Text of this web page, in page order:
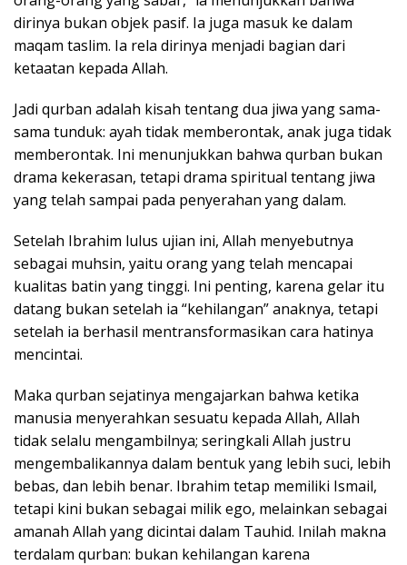
dirinya bukan objek pasif. Ia juga masuk ke dalam
maqam taslim. Ia rela dirinya menjadi bagian dari
ketaatan kepada Allah.
Jadi qurban adalah kisah tentang dua jiwa yang sama-
sama tunduk: ayah tidak memberontak, anak juga tidak
memberontak. Ini menunjukkan bahwa qurban bukan
drama kekerasan, tetapi drama spiritual tentang jiwa
yang telah sampai pada penyerahan yang dalam.
Setelah Ibrahim lulus ujian ini, Allah menyebutnya
sebagai muhsin, yaitu orang yang telah mencapai
kualitas batin yang tinggi. Ini penting, karena gelar itu
datang bukan setelah ia “kehilangan” anaknya, tetapi
setelah ia berhasil mentransformasikan cara hatinya
mencintai.
Maka qurban sejatinya mengajarkan bahwa ketika
manusia menyerahkan sesuatu kepada Allah, Allah
tidak selalu mengambilnya; seringkali Allah justru
mengembalikannya dalam bentuk yang lebih suci, lebih
bebas, dan lebih benar. Ibrahim tetap memiliki Ismail,
tetapi kini bukan sebagai milik ego, melainkan sebagai
amanah Allah yang dicintai dalam Tauhid. Inilah makna
terdalam qurban: bukan kehilangan karena